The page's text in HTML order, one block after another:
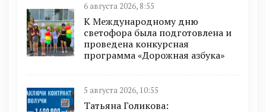
6 августа 2026, 8:55
К Международному дню
светофора была подготовлена и
проведена конкурсная
программа «Дорожная азбука»
5 августа 2026, 10:55
Татьяна Голикова: